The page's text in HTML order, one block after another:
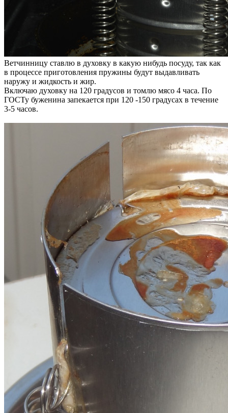
Ветчинницу ставлю в духовку в какую нибудь посуду, так как
в процессе приготовления пружины будут выдавливать
наружу и жидкость и жир.
Включаю духовку на 120 градусов и томлю мясо 4 часа. По
ГОСТу буженина запекается при 120 -150 градусах в течение
3-5 часов.